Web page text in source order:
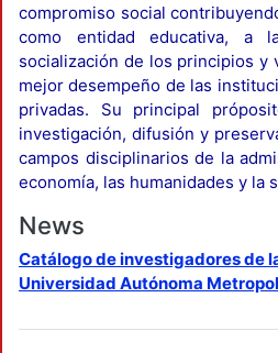
compromiso social
como entidad educativa, a
socialización de los principios y
mejor desempeño de las
privadas. Su principal
investigación, difusión y
campos disciplinarios de la
economía, las humanidades y la
News
Catálogo de investigadores de
Universidad Autónoma